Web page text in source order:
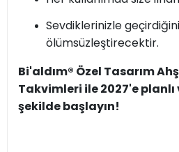
Sevdiklerinizle
ölümsüzleştirecektir.
Bi'aldım® Özel Tasarım
Takvimleri ile 2027'e
şekilde başlayın!